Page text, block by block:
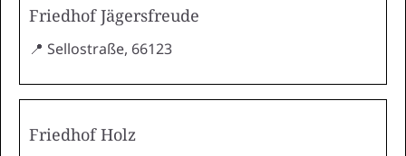
Friedhof Jägersfreude
📍 Sellostraße, 66123
Friedhof Holz